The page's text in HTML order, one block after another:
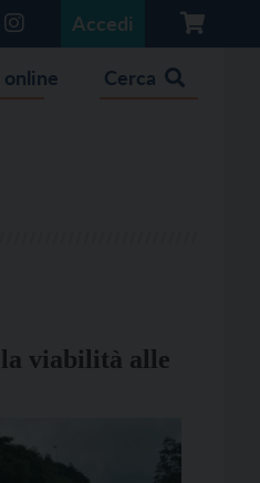
Accedi
online Cerca
viabilità alle